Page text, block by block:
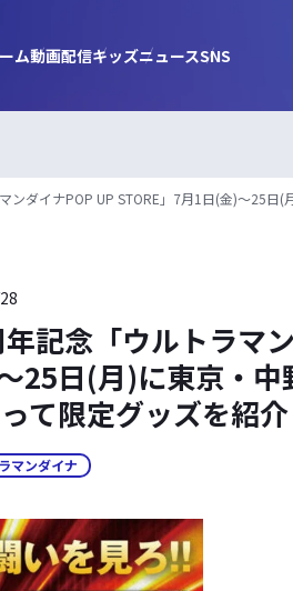
ム動画配信キッズニュースSNS
ンダイナPOP UP STORE」7月1日(金)～25
記念「ウルトラマ
25日(月)に東京・
て限定グッズを紹介
マンダイナ